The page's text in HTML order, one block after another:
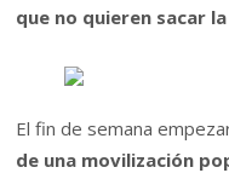
que no quieren sacar
El fin de semana
de una movilización